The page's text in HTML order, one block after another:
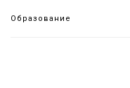
Образование